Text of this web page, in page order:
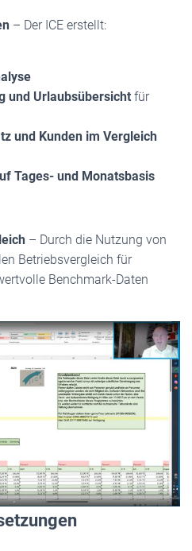
– Der ICE erstellt:
und Urlaubsübersicht für
und Kunden im Vergleich
Tages- und Monatsbasis
– Durch die Nutzung von
Betriebsvergleich für
Benchmark-Daten